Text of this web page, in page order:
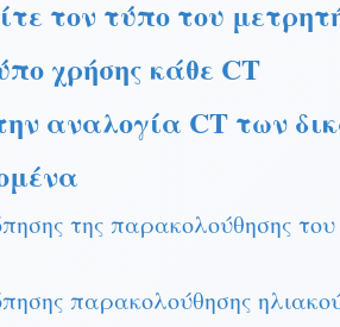
τον τύπο του
χρήσης κάθε CT
αναλογία CT των
της παρακολούθησης
παρακολούθησης